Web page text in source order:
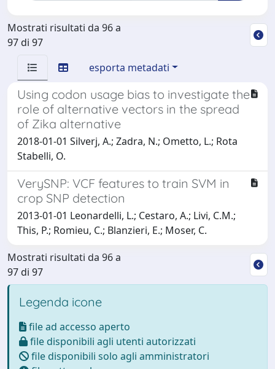
Mostrati risultati da 96 a
97 di 97
esporta metadati
Using codon usage bias to investigate the
role of alternative vectors in the spread
of Zika alternative
2018-01-01 Silverj, A.; Zadra, N.; Ometto, L.; Rota
Stabelli, O.
VerySNP: VCF features to train SVM in
crop SNP detection
2013-01-01 Leonardelli, L.; Cestaro, A.; Livi, C.M.;
This, P.; Romieu, C.; Blanzieri, E.; Moser, C.
Mostrati risultati da 96 a
97 di 97
Legenda icone
file ad accesso aperto
file disponibili agli utenti autorizzati
file disponibili solo agli amministratori